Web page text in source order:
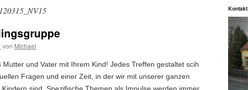
von Michael
Mutter und Vater mit Ihrem Kind! Jedes Treffen gestaltet scih
Fragen und einer Zeit, in der wir mit unserer ganzen
Kontakt